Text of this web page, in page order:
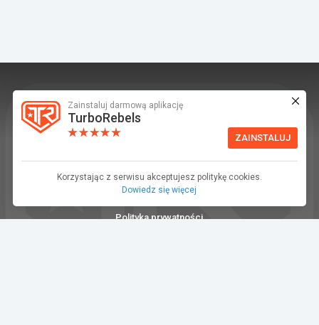
Zainstaluj darmową aplikację
TurboRebels
ZAINSTALUJ
Korzystając z serwisu akceptujesz politykę cookies.
Dowiedz się więcej
TurboRebels to platforma społecznościowa i
aplikacja mobilna dla fanów motoryzacji.
Regulamin
Polityka prywatności